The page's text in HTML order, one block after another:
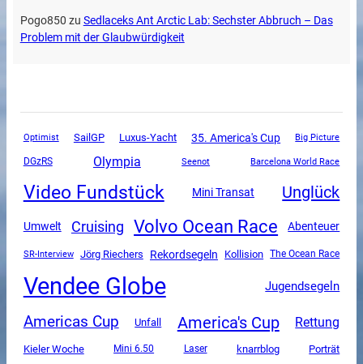
Pogo850 zu Sedlaceks Ant Arctic Lab: Sechster Abbruch – Das
Problem mit der Glaubwürdigkeit
Optimist SailGP Luxus-Yacht 35. America's Cup Big Picture
DGzRS Olympia Seenot Barcelona World Race
Video Fundstück Mini Transat Unglück
Umwelt Cruising Volvo Ocean Race Abenteuer
SR-Interview Jörg Riechers Rekordsegeln Kollision The Ocean Race
Vendee Globe Jugendsegeln
Americas Cup Unfall America's Cup Rettung
Kieler Woche Mini 6.50 Laser knarrblog Porträt